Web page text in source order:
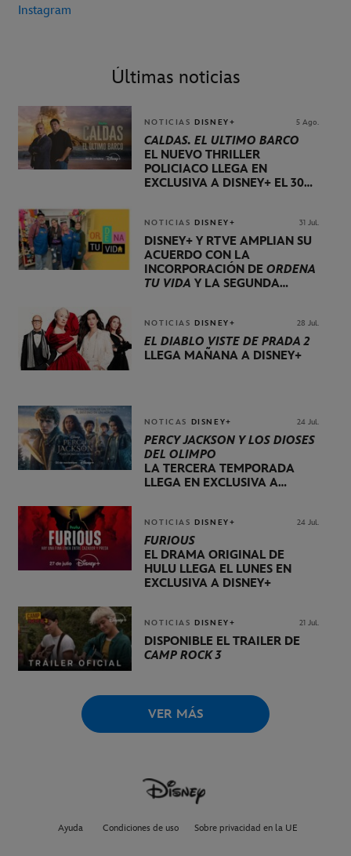
Instagram
Últimas noticias
NOTICIAS DISNEY+ 5 Ago.
CALDAS. EL ÚLTIMO BARCO
EL NUEVO THRILLER
POLICIACO LLEGA EN
EXCLUSIVA A DISNEY+ EL 30
NOTICIAS DISNEY+ 31 Jul.
DISNEY+ Y RTVE AMPLÍAN SU
ACUERDO CON LA
INCORPORACIÓN DE ORDENA
TU VIDA Y LA SEGUNDA
NOTICIAS DISNEY+ 28 Jul.
EL DIABLO VISTE DE PRADA 2
LLEGA MAÑANA A DISNEY+
NOTICAS DISNEY+ 24 Jul.
PERCY JACKSON Y LOS DIOSES
DEL OLIMPO
LA TERCERA TEMPORADA
LLEGA EN EXCLUSIVA A
NOTICIAS DISNEY+ 24 Jul.
FURIOUS
EL DRAMA ORIGINAL DE
HULU LLEGA EL LUNES EN
EXCLUSIVA A DISNEY+
NOTICIAS DISNEY+ 21 Jul.
DISPONIBLE EL TRÁILER DE
CAMP ROCK 3
VER MÁS
Ayuda Condiciones de uso Sobre privacidad en la UE